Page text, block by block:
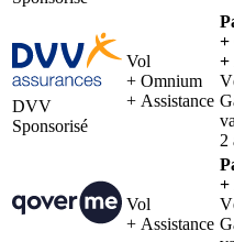
DVV
Sponsorisé
Vol
+ Omnium
+ Assistance
+
+
2
Vol
+ Assistance
+